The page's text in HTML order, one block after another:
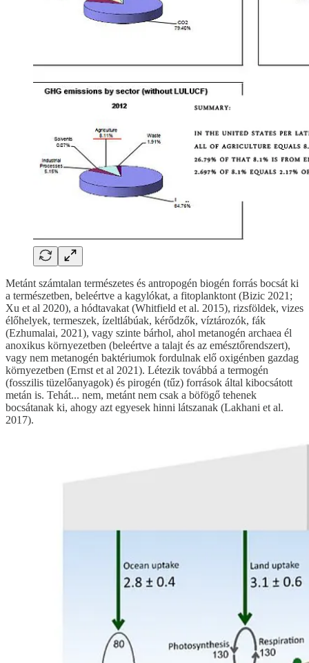
Metánt számtalan természetes és antropogén biogén forrás bocsát ki
a természetben, beleértve a kagylókat, a fitoplanktont (Bizic 2021;
Xu et al 2020), a hódtavakat (Whitfield et al. 2015), rizsföldek, vizes
élőhelyek, termeszek, ízeltlábúak, kérődzők, víztározók, fák
(Ezhumalai, 2021), vagy szinte bárhol, ahol metanogén archaea él
anoxikus környezetben (beleértve a talajt és az emésztőrendszert),
vagy nem metanogén baktériumok fordulnak elő oxigénben gazdag
környezetben (Ernst et al 2021). Létezik továbbá a termogén
(fosszilis tüzelőanyagok) és pirogén (tűz) források által kibocsátott
metán is. Tehát... nem, metánt nem csak a böfögő tehenek
bocsátanak ki, ahogy azt egyesek hinni látszanak (Lakhani et al.
2017).